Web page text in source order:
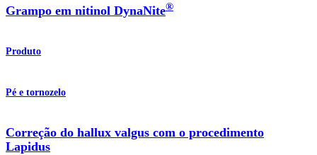
Grampo em nitinol DynaNite®
Produto
Pé e tornozelo
Correção do hallux valgus com o procedimento
Lapidus